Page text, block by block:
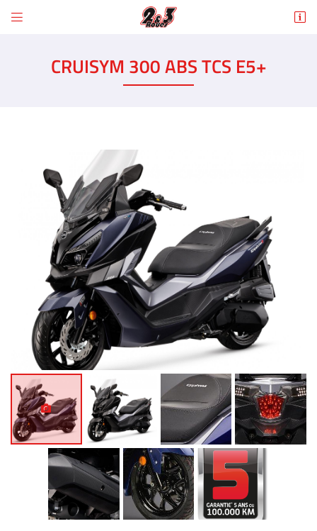
 
01 30 43 50 12
Adresse email de réception
En cochant cette case, vous consentez à recevoir nos propositions commerciales à
l'adresse email indiqué ci-dessus. Vous pouvez vous désinscrire à tout moment en
utilisantle formulaire de désinscription
INSCRIPTION
CRUISYM 300 ABS TCS E5+